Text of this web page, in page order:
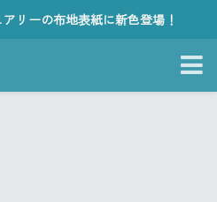
リーの布地表紙に新色登場！